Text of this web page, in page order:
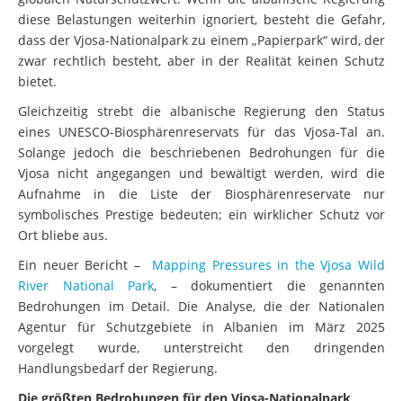
diese Belastungen weiterhin ignoriert, besteht die Gefahr,
dass der Vjosa-Nationalpark zu einem „Papierpark“ wird, der
zwar rechtlich besteht, aber in der Realität keinen Schutz
bietet.
Gleichzeitig strebt die albanische Regierung den Status
eines UNESCO-Biosphärenreservats für das Vjosa-Tal an.
Solange jedoch die beschriebenen Bedrohungen für die
Vjosa nicht angegangen und bewältigt werden, wird die
Aufnahme in die Liste der Biosphärenreservate nur
symbolisches Prestige bedeuten; ein wirklicher Schutz vor
Ort bliebe aus.
Ein neuer Bericht –
Mapping Pressures in the Vjosa Wild
River National Park
, – dokumentiert die genannten
Bedrohungen im Detail. Die Analyse, die der Nationalen
Agentur für Schutzgebiete in Albanien im März 2025
vorgelegt wurde, unterstreicht den dringenden
Handlungsbedarf der Regierung.
Die größten Bedrohungen für den Vjosa-Nationalpark